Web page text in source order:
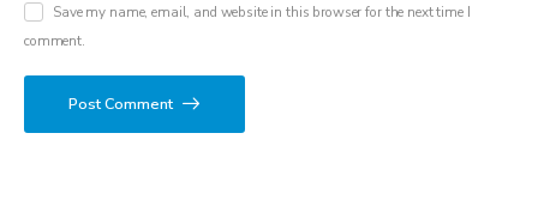
Save my name, email, and website in this browser for the next time I
comment.
Post Comment